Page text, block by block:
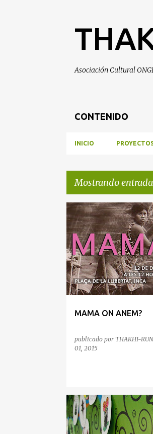
Asociación Cultural
CONTENIDO
INICIO
Mostrando
E
n
t
r
a
d
MAMA ON ANEM?
publicado por THAKHI-
01, 2015
INSIDENCIA Y MOVILIZACIÓN